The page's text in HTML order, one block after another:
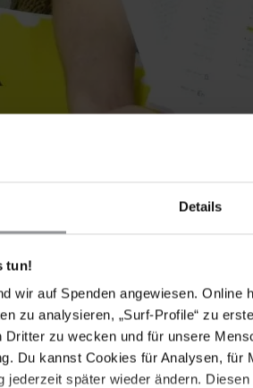
Details
tun!
wir auf Spenden angewiesen.
zu analysieren, „Surf-Profile“ zu
Dritter zu wecken und für unsere
Du kannst Cookies für Analysen, für
jederzeit später wieder ändern.
dich direkt hier für Menschen in